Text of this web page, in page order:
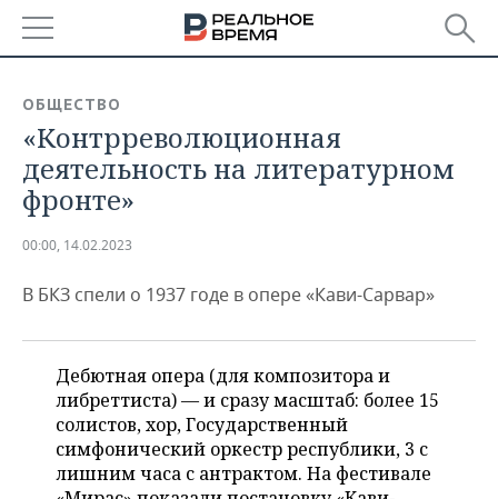
БАШКОРТОСТАН
ТАТАРСТАН
НОВОСТИ
АНАЛИТИКА
ДЕКЛАРАЦИИ О ДОХОДАХ
КОРОЛИ ГОСЗАКАЗА ПФО
ВУЗЫ ТАТАРСТАНА
КОМУ ПРИНАДЛЕЖАТ
ТОРГОВЫЕ ЦЕНТРЫ
ТАТАРСТАНА
НОВОСТИ ЭКОНОМИКИ
ФИНАНСЫ
БАНКИ
БЮДЖЕТ
ИНВЕСТИЦИИ
ПРОМЫШЛЕННОСТЬ
НОВОСТИ
АГРОПРОМ
МАШИНОСТРОЕНИЕ
НЕДВИЖИМОСТЬ
НОВОСТИ НЕДВИЖИМОСТИ
АВТО
НОВОСТИ АВТО
БИЗНЕС
НОВОСТИ БИЗНЕСА
ТЕХНОЛОГИИ
ОБЩЕСТВО
«Контрреволюционная
деятельность на литературном
фронте»
00:00, 14.02.2023
В БКЗ спели о 1937 годе в опере «Кави-Сарвар»
Дебютная опера (для композитора и
либреттиста) — и сразу масштаб: более 15
солистов, хор, Государственный
симфонический оркестр республики, 3 с
лишним часа с антрактом. На фестивале